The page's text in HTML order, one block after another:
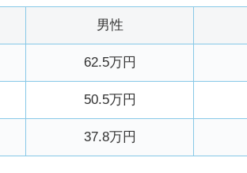
男性
62.5万円
50.5万円
37.8万円